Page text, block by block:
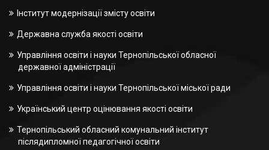
Інститут модернізації змісту освіти
Державна служба якості освіти
Управління освіти і науки Тернопільської обласної
державної адміністрації
Управління освіти і науки Тернопільської міської ради
Український центр оцінювання якості освіти
Тернопільський обласний комунальний інститут
післядипломної педагогічної освіти